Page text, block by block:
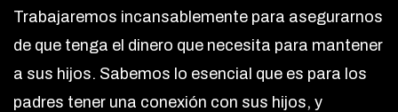
Trabajaremos incansablemente para asegurarnos
de que tenga el dinero que necesita para mantener
a sus hijos. Sabemos lo esencial que es para los
padres tener una conexión con sus hijos, y